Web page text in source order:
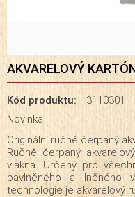
AKVARELOVÝ
Kód produktu:
3110301
Novinka
Originální ručně čerpaný
Ručně čerpaný
vlákna. Určený pro
bavlněného a lněného
technologie je akvarelový